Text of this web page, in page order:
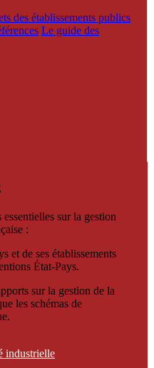
des établissements publics
Le guide des
sur la gestion
:
et de ses établissements
État-Pays.
sur la gestion de la
les schémas de
industrielle